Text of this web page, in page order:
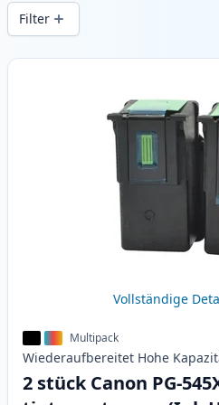
lokalem Lager in .
Filter
Produkte
Vollständige
Multipack
Wiederaufbereitet Hohe
2 stück Canon PG-